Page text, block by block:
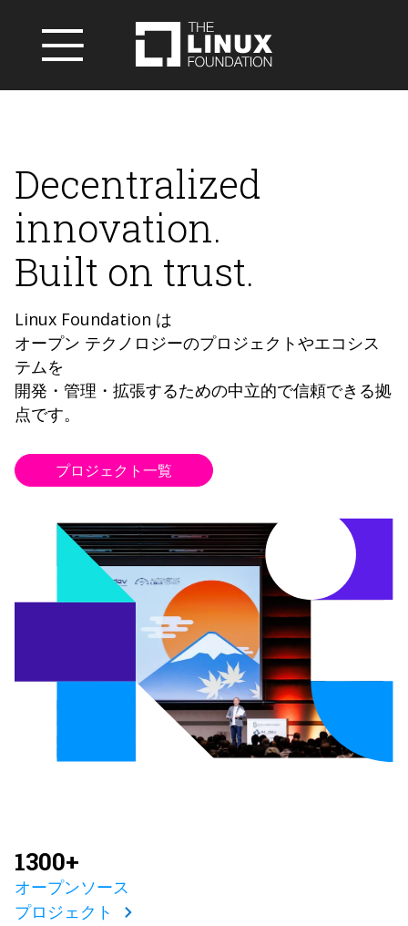
Decentralized
innovation.
Built on trust.
Linux Foundation は
オープン テクノロジーのプロジェクトやエコシス
テムを
開発・管理・拡張するための中立的で信頼できる拠
点です。
プロジェクト一覧
1300+
オープンソース
プロジェクト